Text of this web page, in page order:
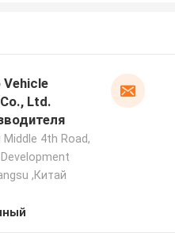
Vehicle
Ltd.
Middle 4th Road,
,Китай